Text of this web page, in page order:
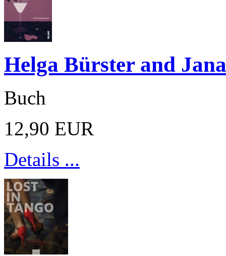
Helga Bürster and
Buch
12,90 EUR
Details ...